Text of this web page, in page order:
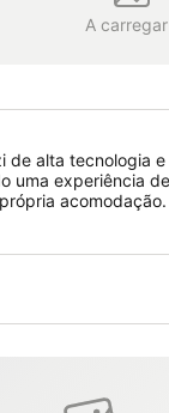
A carregar
de alta tecnologia e
uma experiência
acomodação.